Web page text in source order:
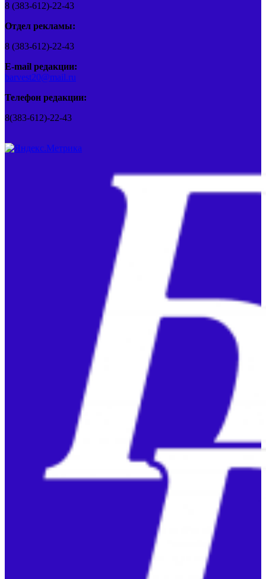
8 (383-612)-22-43
Отдел рекламы:
8 (383-612)-22-43
E-mail редакции:
barvest20@mail.ru
Телефон редакции:
8(383-612)-22-43